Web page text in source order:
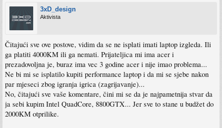
3xD_design
Aktivista
Čitajući sve ove postove, vidim da se ne isplati imati laptop izgleda. Ili
ga platiti 4000KM ili ga nemati. Prijateljica mi ima acer i
prezadovoljna je, buraz ima vec 3 godine acer i nije imao problema...
Ne bi mi se isplatilo kupiti performance laptop i da mi se sjebe nakon
par mjeseci zbog igranja igrica (zagrijavanje)...
No, čitajući sve vaše komentare, čini mi se da je najpametnija stvar da
ja sebi kupim Intel QuadCore, 8800GTX... Jer sve to stane u budžet do
2000KM otprilike.